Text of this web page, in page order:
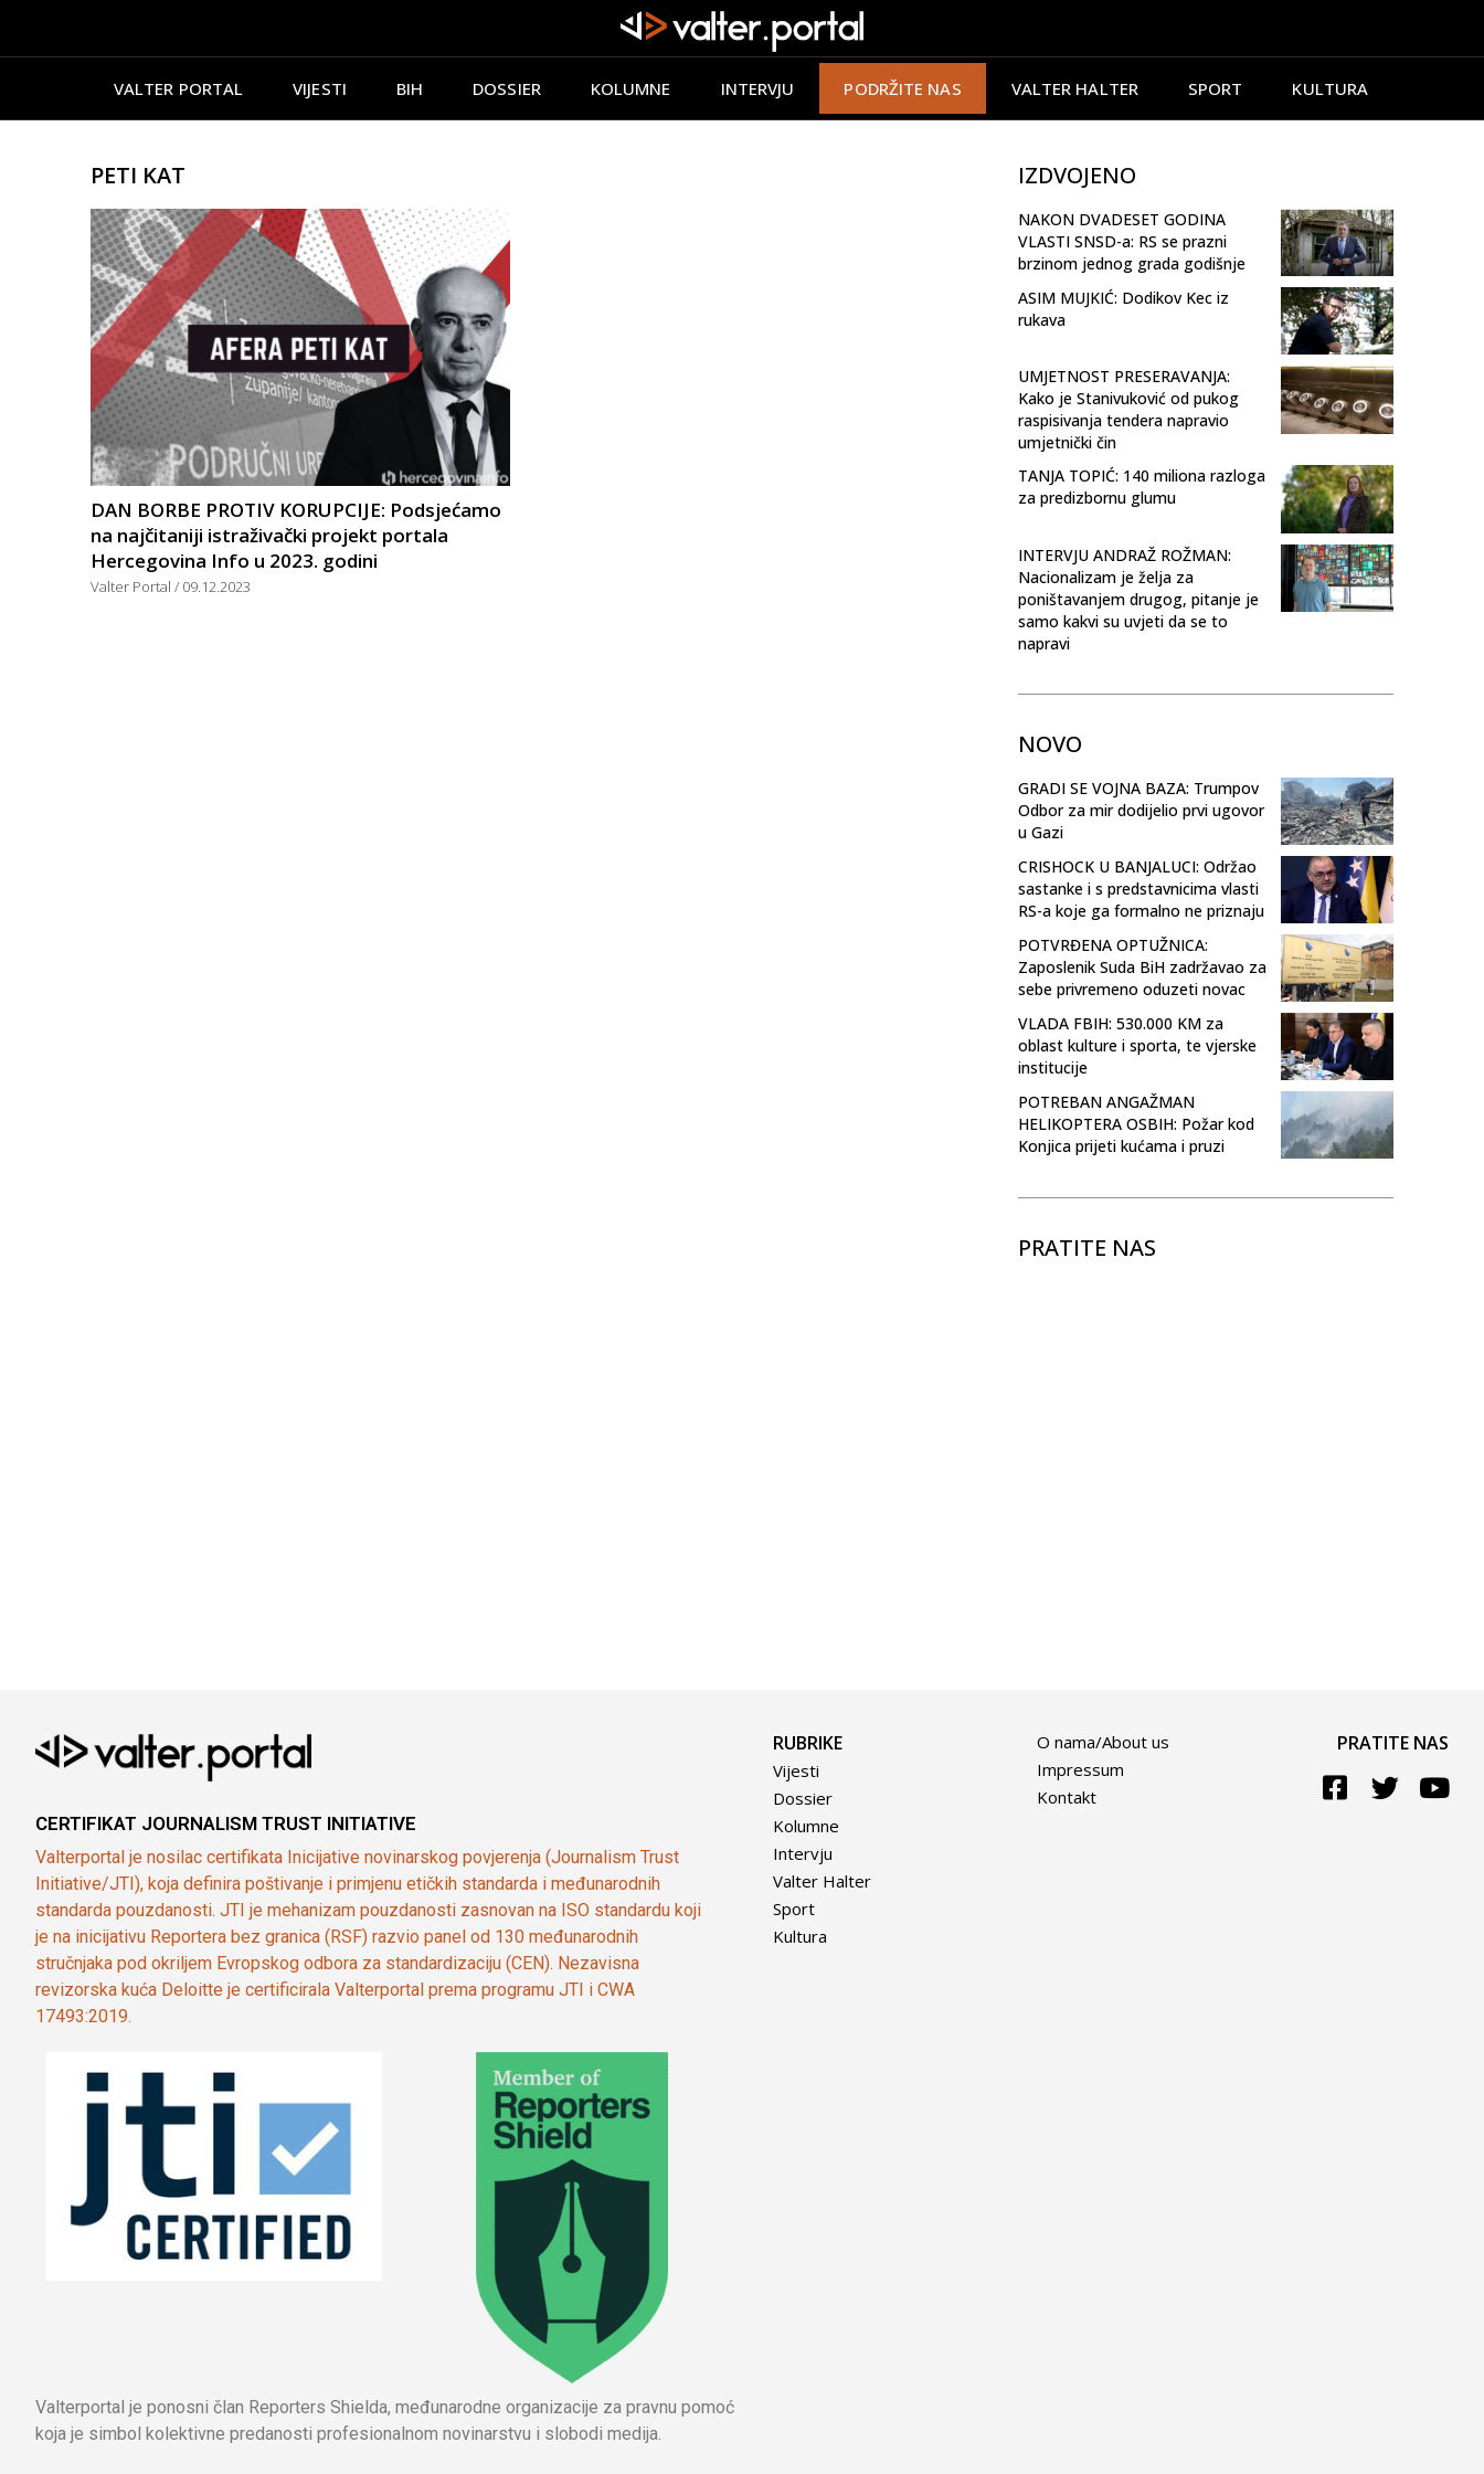
VALTER PORTAL VIJESTI BIH DOSSIER KOLUMNE INTERVJU PODRŽITE NAS VALTER HALTER SPORT KULTURA
PETI KAT
DAN BORBE PROTIV KORUPCIJE: Podsjećamo
na najčitaniji istraživački projekt portala
Hercegovina Info u 2023. godini
Valter Portal 09.12.2023
IZDVOJENO
NAKON DVADESET GODINA
VLASTI SNSD-a: RS se prazni
brzinom jednog grada godišnje
ASIM MUJKIĆ: Dodikov Kec iz
rukava
UMJETNOST PRESERAVANJA:
Kako je Stanivuković od pukog
raspisivanja tendera napravio
umjetnički čin
TANJA TOPIĆ: 140 miliona razloga
za predizbornu glumu
INTERVJU ANDRAŽ ROŽMAN:
Nacionalizam je želja za
poništavanjem drugog, pitanje je
samo kakvi su uvjeti da se to
napravi
NOVO
GRADI SE VOJNA BAZA: Trumpov
Odbor za mir dodijelio prvi ugovor
u Gazi
CRISHOCK U BANJALUCI: Održao
sastanke i s predstavnicima vlasti
RS-a koje ga formalno ne priznaju
POTVRĐENA OPTUŽNICA:
Zaposlenik Suda BiH zadržavao za
sebe privremeno oduzeti novac
VLADA FBIH: 530.000 KM za
oblast kulture i sporta, te vjerske
institucije
POTREBAN ANGAŽMAN
HELIKOPTERA OSBIH: Požar kod
Konjica prijeti kućama i pruzi
PRATITE NAS
CERTIFIKAT JOURNALISM TRUST INITIATIVE
Valterportal je nosilac certifikata Inicijative novinarskog povjerenja (Journalism Trust
Initiative/JTI), koja definira poštivanje i primjenu etičkih standarda i međunarodnih
standarda pouzdanosti. JTI je mehanizam pouzdanosti zasnovan na ISO standardu koji
je na inicijativu Reportera bez granica (RSF) razvio panel od 130 međunarodnih
stručnjaka pod okriljem Evropskog odbora za standardizaciju (CEN). Nezavisna
revizorska kuća Deloitte je certificirala Valterportal prema programu JTI i CWA
17493:2019.
Valterportal je ponosni član Reporters Shielda, međunarodne organizacije za pravnu pomoć
koja je simbol kolektivne predanosti profesionalnom novinarstvu i slobodi medija.
RUBRIKE
Vijesti
Dossier
Kolumne
Intervju
Valter Halter
Sport
Kultura
O nama/About us
Impressum
Kontakt
PRATITE NAS